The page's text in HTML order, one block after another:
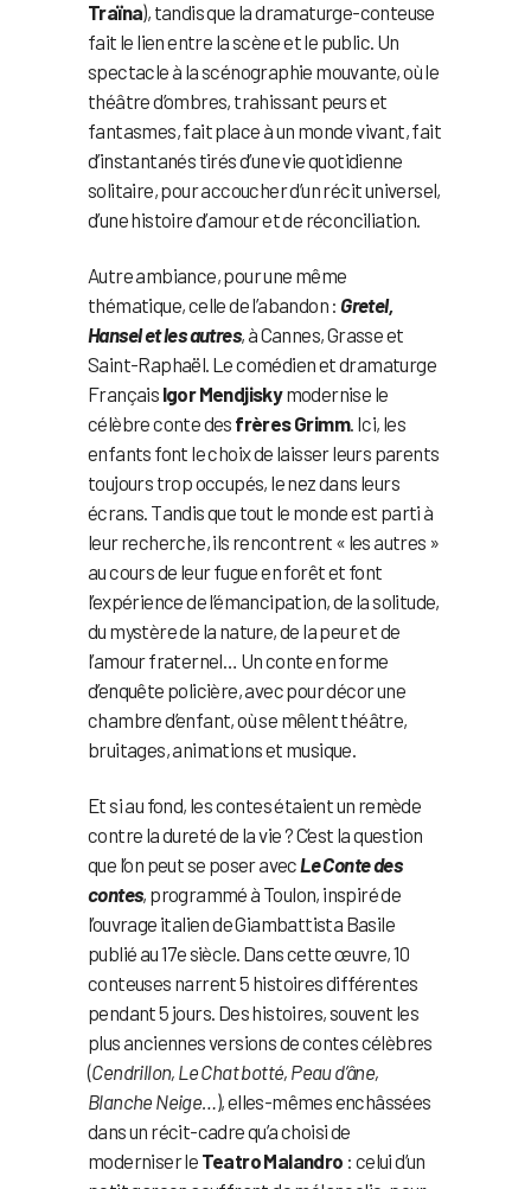
Traïna), tandis que la dramaturge-conteuse
fait le lien entre la scène et le public. Un
spectacle à la scénographie mouvante, où le
théâtre d’ombres, trahissant peurs et
fantasmes, fait place à un monde vivant, fait
d’instantanés tirés d’une vie quotidienne
solitaire, pour accoucher d’un récit universel,
d’une histoire d’amour et de réconciliation.
Autre ambiance, pour une même
thématique, celle de l’abandon : Gretel,
Hansel et les autres, à Cannes, Grasse et
Saint-Raphaël. Le comédien et dramaturge
Français Igor Mendjiskymodernise le
célèbre conte des frères Grimm. Ici, les
enfants font le choix de laisser leurs parents
toujours trop occupés, le nez dans leurs
écrans. Tandis que tout le monde est parti à
leur recherche, ils rencontrent « les autres »
au cours de leur fugue en forêt et font
l’expérience de l’émancipation, de la solitude,
du mystère de la nature, de la peur et de
l’amour fraternel… Un conte en forme
d’enquête policière, avec pour décor une
chambre d’enfant, où se mêlent théâtre,
bruitages, animations et musique.
Et si au fond, les contes étaient un remède
contre la dureté de la vie ? C’est la question
que l’on peut se poser avec Le Conte des
contes, programmé à Toulon, inspiré de
l’ouvrage italien de Giambattista Basile
publié au 17e siècle. Dans cette œuvre, 10
conteuses narrent 5 histoires différentes
pendant 5 jours. Des histoires, souvent les
plus anciennes versions de contes célèbres
(Cendrillon, Le Chat botté, Peau d’âne,
Blanche Neige… ), elles-mêmes enchâssées
dans un récit-cadre qu’a choisi de
moderniser le Teatro Malandro : celui d’un